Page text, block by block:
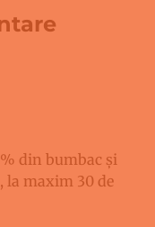
din bumbac și
la maxim 30 de